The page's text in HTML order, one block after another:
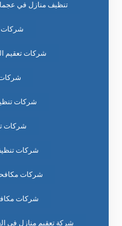
تنظيف منازل في
شركات
شركات تعقيم
شركات
شركات
شركات
شركات
شركات
شركات
شركة تعقيم منازل في